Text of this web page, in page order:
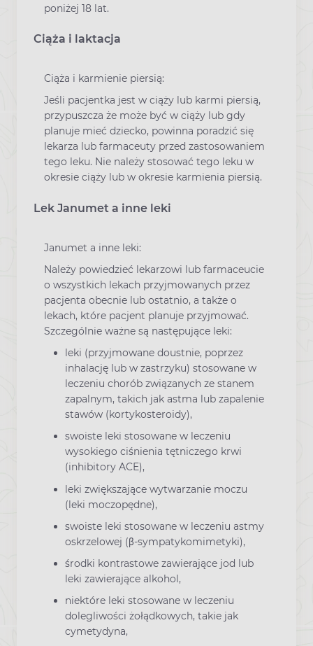
poniżej 18 lat.
Ciąża i laktacja
Ciąża i karmienie piersią:
Jeśli pacjentka jest w ciąży lub karmi piersią,
przypuszcza że może być w ciąży lub gdy
planuje mieć dziecko, powinna poradzić się
lekarza lub farmaceuty przed zastosowaniem
tego leku. Nie należy stosować tego leku w
okresie ciąży lub w okresie karmienia piersią.
Lek Janumet a inne leki
Janumet a inne leki:
Należy powiedzieć lekarzowi lub farmaceucie
o wszystkich lekach przyjmowanych przez
pacjenta obecnie lub ostatnio, a także o
lekach, które pacjent planuje przyjmować.
Szczególnie ważne są następujące leki:
leki (przyjmowane doustnie, poprzez
inhalację lub w zastrzyku) stosowane w
leczeniu chorób związanych ze stanem
zapalnym, takich jak astma lub zapalenie
stawów (kortykosteroidy),
swoiste leki stosowane w leczeniu
wysokiego ciśnienia tętniczego krwi
(inhibitory ACE),
leki zwiększające wytwarzanie moczu
(leki moczopędne),
swoiste leki stosowane w leczeniu astmy
oskrzelowej (β-sympatykomimetyki),
środki kontrastowe zawierające jod lub
leki zawierające alkohol,
niektóre leki stosowane w leczeniu
dolegliwości żołądkowych, takie jak
cymetydyna,